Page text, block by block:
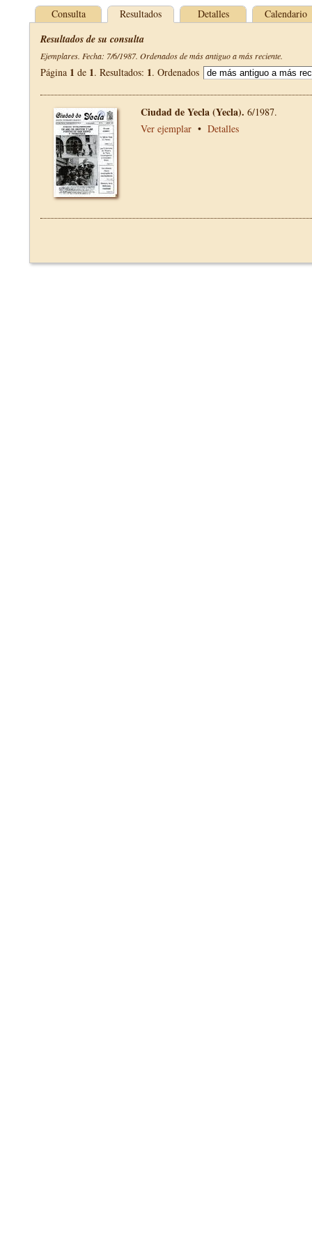
Consulta Resultados Detalles Calendario
Resultados de su consulta
Ejemplares. Fecha: 7/6/1987. Ordenados de más antiguo a más reciente.
Página 1 de 1. Resultados: 1. Ordenados
Ciudad de Yecla (Yecla). 6/1987.
Ver ejemplar • Detalles